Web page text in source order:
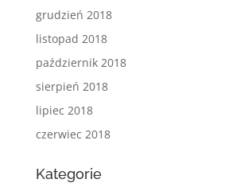
grudzień 2018
listopad 2018
październik 2018
sierpień 2018
lipiec 2018
czerwiec 2018
Kategorie